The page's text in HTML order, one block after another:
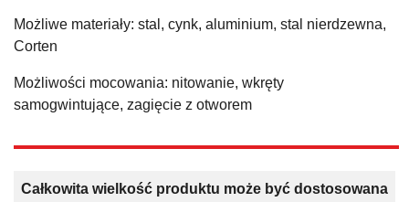
Możliwe materiały: stal, cynk, aluminium, stal nierdzewna,
Corten
Możliwości mocowania: nitowanie, wkręty
samogwintujące, zagięcie z otworem
Całkowita wielkość produktu może być dostosowana